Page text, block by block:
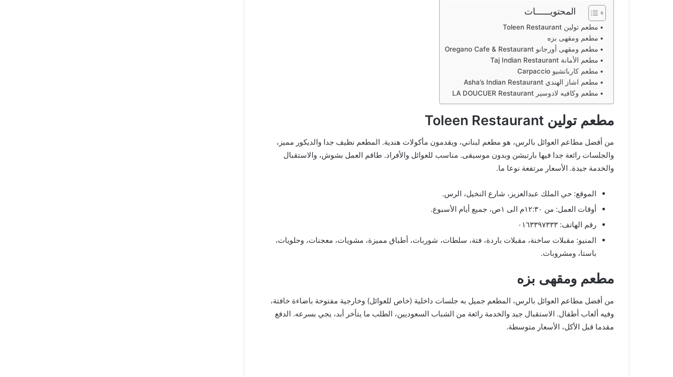
المحتويــــــات
مطعم تولين Toleen Restaurant
مطعم ومقهى بزه
مطعم ومقهى أورجانو Oregano Cafe & Restaurant
مطعم الأمانة Taj Indian Restaurant
مطعم كارباتشيو Carpaccio
مطعم اشاز الهندي Asha’s Indian Restaurant
مطعم وكافيه لادوسير LA DOUCUER Restaurant
مطعم تولين Toleen Restaurant
من أفضل مطاعم العوائل بالرس، هو مطعم لبناني، ويقدمون مأكولات هندية. المطعم نظيف جدا والديكور مميز،
والجلسات رائعة جدا فيها بارتيشن وبدون موسيقى. مناسب للعوائل والأفراد. طاقم العمل بشوش، والاستقبال
والخدمة جيدة. الأسعار مرتفعة نوعا ما.
الموقع: حي الملك عبدالعزيز، شارع النخيل، الرس.
أوقات العمل: من ١٢:٣٠م الى ١ص، جميع أيام الأسبوع.
رقم الهاتف: ٠١٦٣٣٩٧٣٣٣
المنيو: مقبلات ساخنة، مقبلات باردة، فتة، سلطات، شوربات، أطباق مميزة، مشويات، معجنات، وحلويات،
باستا، ومشروبات.
مطعم ومقهى بزه
من أفضل مطاعم العوائل بالرس، المطعم جميل به جلسات داخلية (خاص للعوائل) وخارجية مفتوحة باضاءة خافتة،
وفيه ألعاب أطفال. الاستقبال جيد والخدمة رائعة من الشباب السعوديين، الطلب ما يتأخر أبد، يجي بسرعه. الدفع
مقدما قبل الأكل، الأسعار متوسطة.